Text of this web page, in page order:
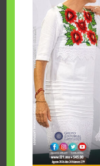
Fairmont Mayakoba
esfuerzos para hacer